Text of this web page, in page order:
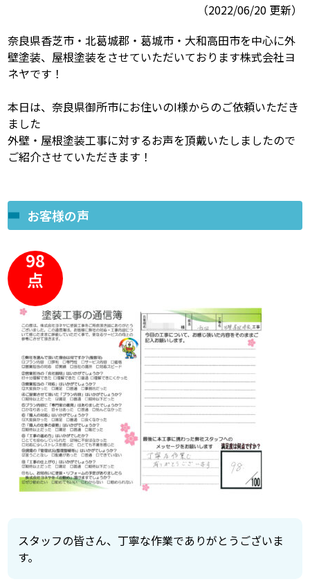
雨漏りについて
ヨネヤがお客様から選ばれる10の
理由
リフォームローン
工場倉庫修繕 アパート・マンション修繕
（2022/06/20 更新）
奈良県香芝市・北葛城郡・葛城市・大和高田市を中心に外
壁塗装、屋根塗装をさせていただいております株式会社ヨ
ネヤです！
本日は、奈良県御所市にお住いのI様からのご依頼いただき
ました
外壁・屋根塗装工事に対するお声を頂戴いたしましたので
ご紹介させていただきます！
お客様の声
98
点
スタッフの皆さん、丁寧な作業でありがとうございま
す。